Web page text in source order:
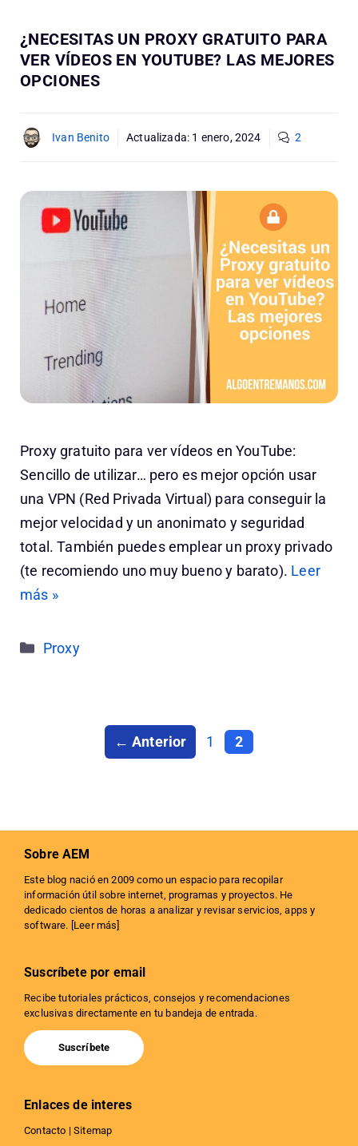
¿NECESITAS UN PROXY GRATUITO PARA
VER VÍDEOS EN YOUTUBE? LAS MEJORES
OPCIONES
Ivan Benito Actualizada: 1 enero, 2024 2
Proxy gratuito para ver vídeos en YouTube:
Sencillo de utilizar… pero es mejor opción usar
una VPN (Red Privada Virtual) para conseguir la
mejor velocidad y un anonimato y seguridad
total. También puedes emplear un proxy privado
(te recomiendo uno muy bueno y barato). Leer
más »
Categorías
Proxy
← Anterior Página
1 Página
2
Sobre AEM
Este blog nació en 2009 como un espacio para recopilar
información útil sobre internet, programas y proyectos. He
dedicado cientos de horas a analizar y revisar servicios, apps y
software. [Leer más]
Suscríbete por email
Recibe tutoriales prácticos, consejos y recomendaciones
exclusivas directamente en tu bandeja de entrada.
Suscríbete
Enlaces de interes
Contacto | Sitemap